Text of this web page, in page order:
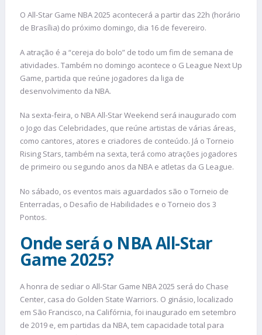
O All-Star Game NBA 2025 acontecerá a partir das 22h (horário
de Brasília) do próximo domingo, dia 16 de fevereiro.
A atração é a “cereja do bolo” de todo um fim de semana de
atividades. Também no domingo acontece o G League Next Up
Game, partida que reúne jogadores da liga de
desenvolvimento da NBA.
Na sexta-feira, o NBA All-Star Weekend será inaugurado com
o Jogo das Celebridades, que reúne artistas de várias áreas,
como cantores, atores e criadores de conteúdo. Já o Torneio
Rising Stars, também na sexta, terá como atrações jogadores
de primeiro ou segundo anos da NBA e atletas da G League.
No sábado, os eventos mais aguardados são o Torneio de
Enterradas, o Desafio de Habilidades e o Torneio dos 3
Pontos.
Onde será o NBA All-Star
Game 2025?
A honra de sediar o All-Star Game NBA 2025 será do Chase
Center, casa do Golden State Warriors. O ginásio, localizado
em São Francisco, na Califórnia, foi inaugurado em setembro
de 2019 e, em partidas da NBA, tem capacidade total para